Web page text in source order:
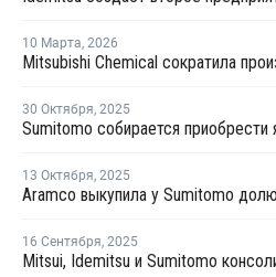
10 Марта, 2026
30 Октября, 2025
13 Октября, 2025
16 Сентября, 2025